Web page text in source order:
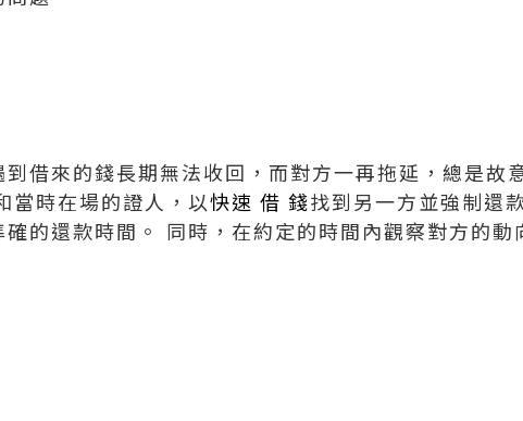
借來的錢長期無法收回，而對方一再拖延，總是故
當時在場的證人，以快速 借 錢找到另一方並強制還
的還款時間。 同時，在約定的時間內觀察對方的動